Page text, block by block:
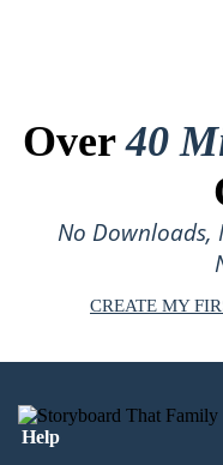
Over40
No Downloads,
CREATE MY
Help